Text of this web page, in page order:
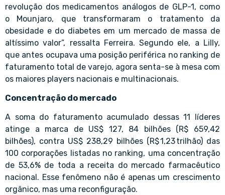
revolução dos medicamentos análogos de GLP-1, como
o Mounjaro, que transformaram o tratamento da
obesidade e do diabetes em um mercado de massa de
altíssimo valor”, ressalta Ferreira. Segundo ele, a Lilly,
que antes ocupava uma posição periférica no ranking de
faturamento total de varejo, agora senta-se à mesa com
os maiores players nacionais e multinacionais.
Concentração do mercado
A soma do faturamento acumulado dessas 11 líderes
atinge a marca de US$ 127, 84 bilhões (R$ 659,42
bilhões), contra US$ 238,29 bilhões (R$ 1,23 trilhão) das
100 corporações listadas no ranking, uma concentração
de 53,6% de toda a receita do mercado farmacêutico
nacional. Esse fenômeno não é apenas um crescimento
orgânico, mas uma reconfiguração.